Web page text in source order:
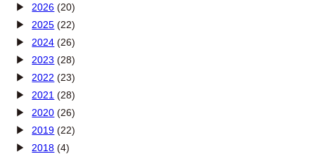
2026 (20)
2025 (22)
2024 (26)
2023 (28)
2022 (23)
2021 (28)
2020 (26)
2019 (22)
2018 (4)